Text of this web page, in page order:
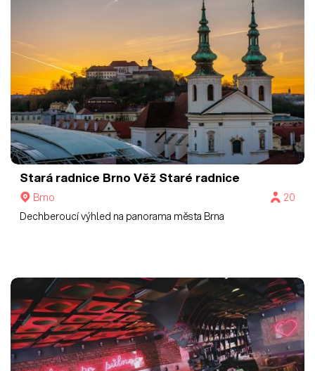
Stará radnice Brno Věž Staré radnice
Brno
20
Dechberoucí výhled na panorama města Brna